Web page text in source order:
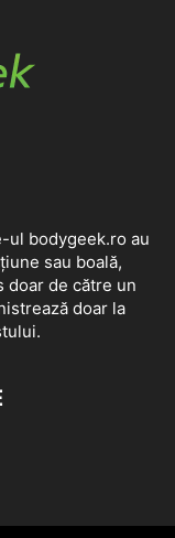
ul bodygeek.ro au
sau boală,
doar de către un
doar la